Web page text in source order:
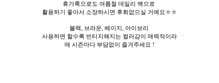
휴가룩으로도 여름철 데일리 백으로
활용하기 좋아서 소장하시면 후회없으실 거예요ㅎㅎ
블랙, 브라운, 베이지, 아이보리
사용하면 할수록 빈티지해지는 컬러감이 매력적이라
매 시즌마다 부담없이 즐겨주세요 !